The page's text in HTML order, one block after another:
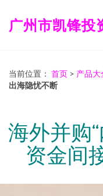
广州市凯锋投
当前位置： 首页 > 产品大
出海隐忧不断
海外并购
资金间